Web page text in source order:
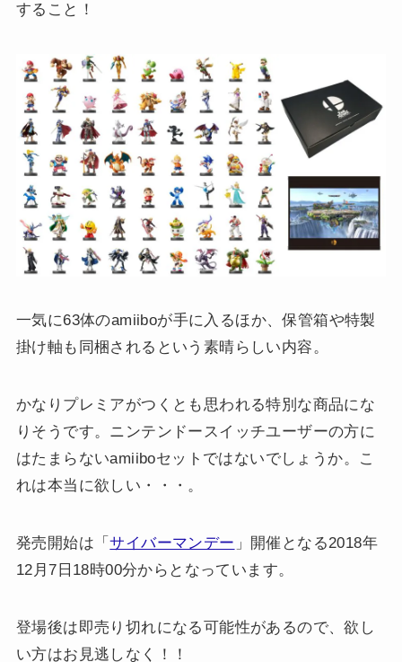
すること！
一気に63体のamiiboが手に入るほか、保管箱や特製
掛け軸も同梱されるという素晴らしい内容。
かなりプレミアがつくとも思われる特別な商品にな
りそうです。ニンテンドースイッチユーザーの方に
はたまらないamiiboセットではないでしょうか。こ
れは本当に欲しい・・・。
発売開始は「サイバーマンデー 」開催となる2018年
12月7日18時00分からとなっています。
登場後は即売り切れになる可能性があるので、欲し
い方はお見逃しなく！！